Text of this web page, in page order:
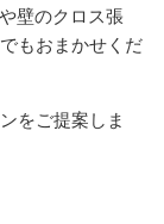
壁のクロス張
もおまかせくだ
をご提案しま